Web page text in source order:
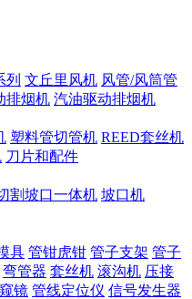
列 文丘里风机 风管/风筒管
排烟机 汽油驱动排烟机
塑料管切管机 REED套丝机
刀片和配件
割坡口一体机 坡口机
具 管钳虎钳 管子支架 管子
弯管器 套丝机 滚沟机 压接
镜 管线定位仪 信号发生器